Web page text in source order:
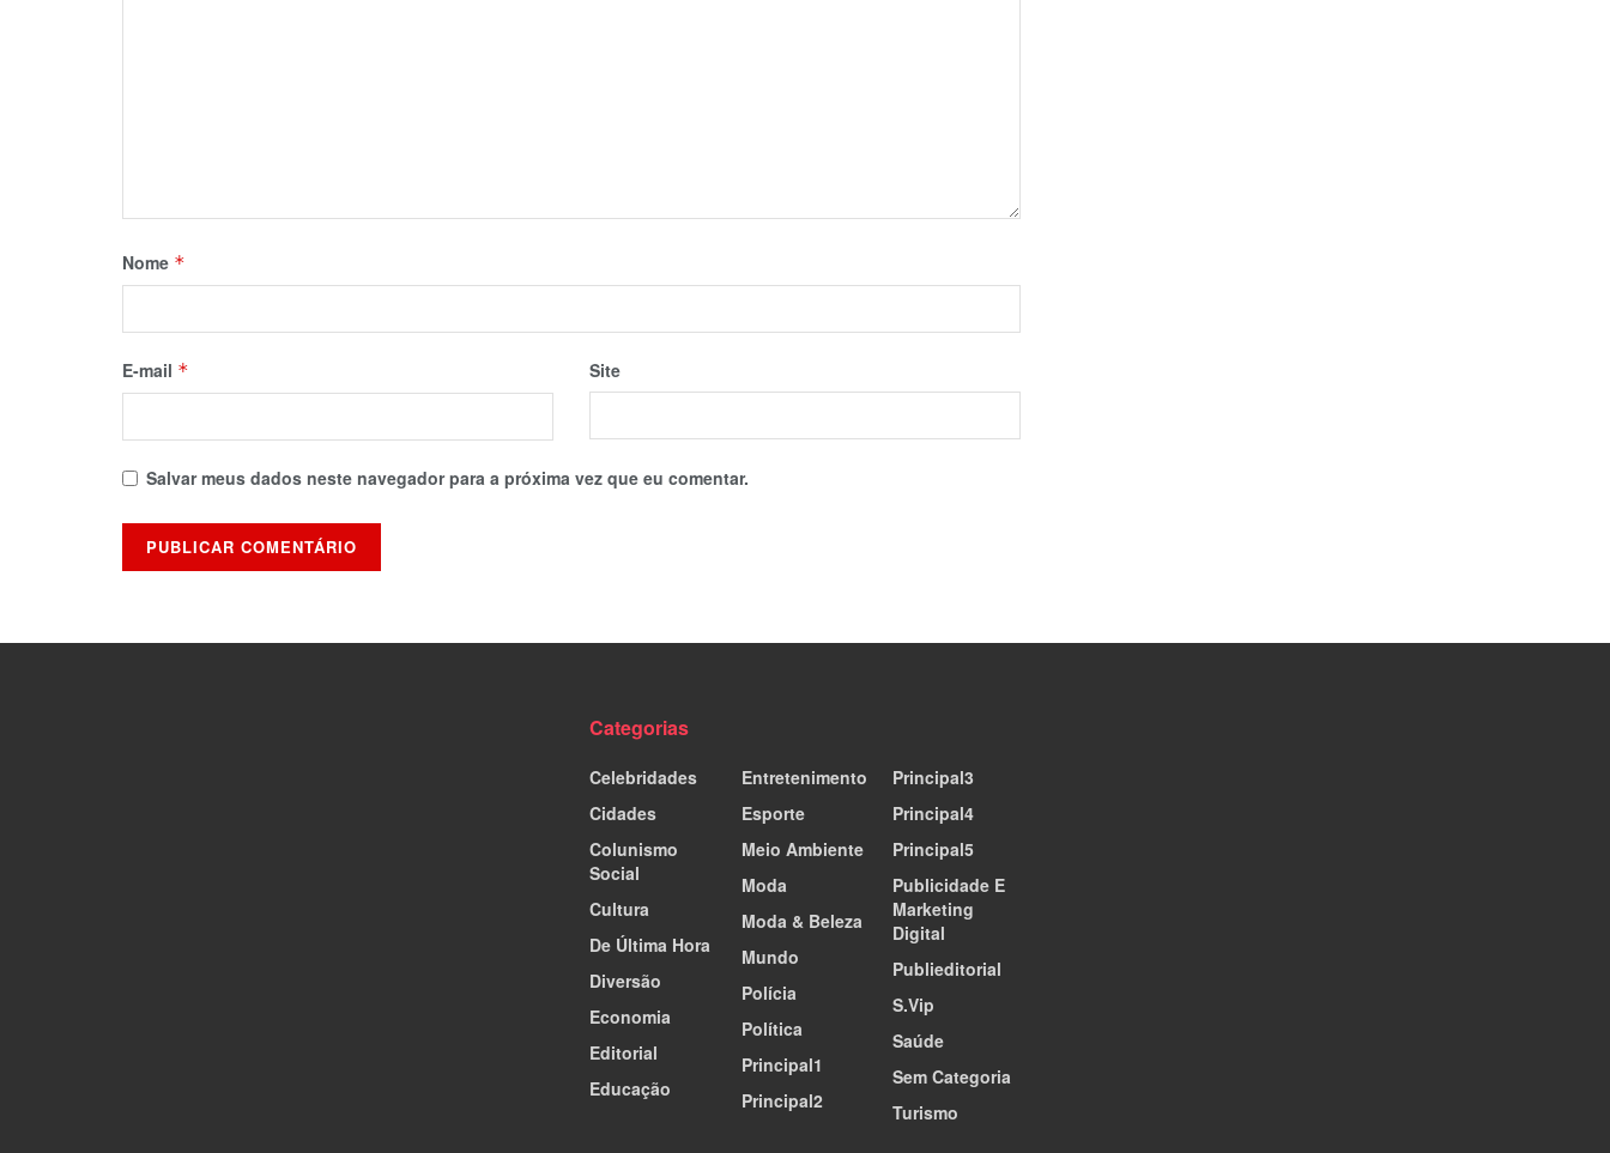
Nome *
E-mail * Site
Salvar meus dados neste navegador para a próxima vez que eu comentar.
Categorias
Celebridades
Cidades
Colunismo
Social
Cultura
De Última Hora
Diversão
Economia
Editorial
Educação
Entretenimento
Esporte
Meio Ambiente
Moda
Moda & Beleza
Mundo
Polícia
Política
Principal1
Principal2
Principal3
Principal4
Principal5
Publicidade E
Marketing
Digital
Publieditorial
S.Vip
Saúde
Sem Categoria
Turismo